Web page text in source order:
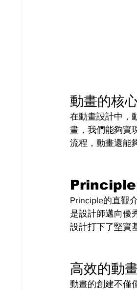
動畫的核
在動畫設計中，
畫，我們能夠實
流程，動畫還能
Principle
Principle的直觀
是設計師邁向優
設計打下了堅實
高效的動
動畫的創建不僅